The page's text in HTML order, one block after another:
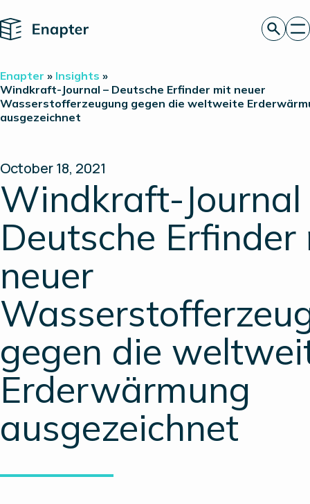
Home
Technologie
Produkte
Projekte
Insights
Enapter » Insights »
Windkraft-Journal – Deutsche Erfinder mit neuer
Wasserstofferzeugung gegen die weltweite
ausgezeichnet
October 18, 2021
Windkraft-Journal
Deutsche Erfinder
neuer
gegen die
Erderwärmung
ausgezeichnet